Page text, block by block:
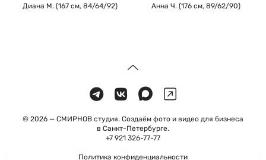
Диана М. (167 см, 84/64/92) Анна Ч. (176 см, 89/62/90)
© 2026 — СМИРНОВ студия. Создаём фото и видео для бизнеса
в Санкт-Петербурге.
+7 921 326-77-77
Политика конфиденциальности